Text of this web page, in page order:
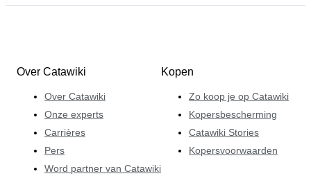
Over Catawiki
Over Catawiki
Onze experts
Carrières
Pers
Word partner van Catawiki
Kopen
Zo koop je op Catawiki
Kopersbescherming
Catawiki Stories
Kopersvoorwaarden